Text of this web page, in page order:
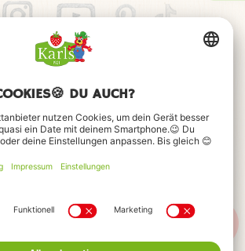
Kontakt Cookie-Einstellungen
© 2026 Karls Markt OHG